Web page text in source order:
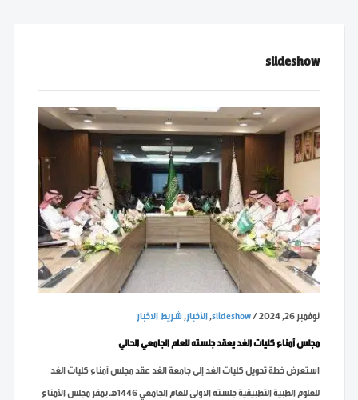
slideshow
نوفمبر 26, 2024 /
slideshow
,الأخبار,شريط الاخبار
مجلس أمناء كليات الغد يعقد جلسته للعام الجامعي الحالي
استعرض خطة تحويل كليات الغد إلى جامعة الغد عقد مجلس أمناء كليات الغد
للعلوم الطبية التطبيقية جلسته الاولى للعام الجامعي 1446هـ بمقر مجلس الأمناء